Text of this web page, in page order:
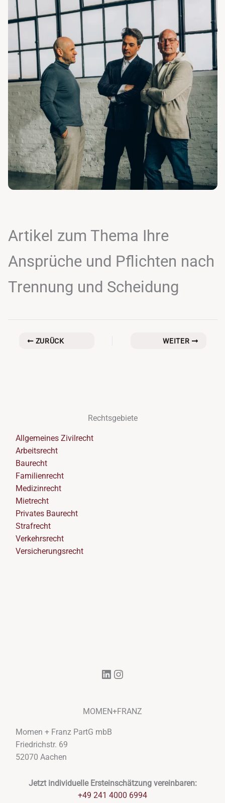
Artikel zum Thema Ihre
Ansprüche und Pflichten nach
Trennung und Scheidung
ZURÜCK WEITER
Rechtsgebiete
Allgemeines Zivilrecht
Arbeitsrecht
Baurecht
Familienrecht
Medizinrecht
Mietrecht
Privates Baurecht
Strafrecht
Verkehrsrecht
Versicherungsrecht
LinkedIn
Instagram
MOMEN+FRANZ
Momen + Franz PartG mbB
Friedrichstr. 69
52070 Aachen
Jetzt individuelle Ersteinschätzung vereinbaren:
+49 241 4000 6994